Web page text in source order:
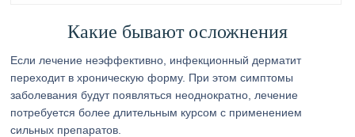
Какие бывают осложнения
Если лечение неэффективно, инфекционный дерматит
переходит в хроническую форму. При этом симптомы
заболевания будут появляться неоднократно, лечение
потребуется более длительным курсом с применением
сильных препаратов.